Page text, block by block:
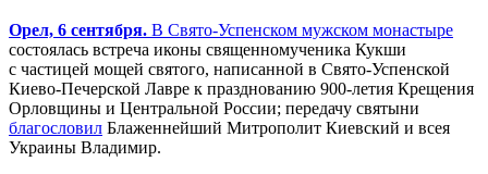
Орел, 6 сентября. В Свято-Успенском мужском монастыре
состоялась встреча иконы священномученика Кукши
с частицей мощей святого, написанной в Свято-Успенской
Киево-Печерской Лавре к празднованию 900-летия Крещения
Орловщины и Центральной России; передачу святыни
благословил Блаженнейший Митрополит Киевский и всея
Украины Владимир.